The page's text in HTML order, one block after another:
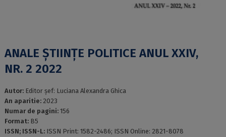
ANALE ŞTIINŢE POLITICE ANUL XXIV,
NR. 2 2022
Autor: Editor șef: Luciana Alexandra Ghica
An aparitie: 2023
Numar de pagini: 156
Format: B5
ISSN; ISSN-L: ISSN Print: 1582-2486; ISSN Online: 2821-8078